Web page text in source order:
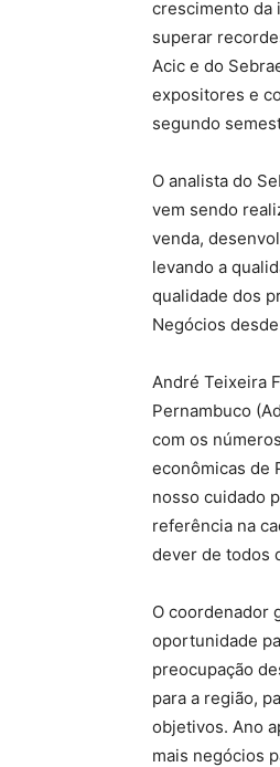
crescimento da
superar
Acic e do
expositores e
segundo
O analista do
vem sendo
venda,
levando a
qualidade dos
Negócios
André Teixeira
Pernambuco
com os
econômicas de
nosso cuidado
referência na
dever de todos
O coordenador
oportunidade
preocupação
para a região,
objetivos. Ano
mais negócios